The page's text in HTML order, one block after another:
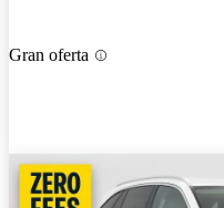
Gran oferta